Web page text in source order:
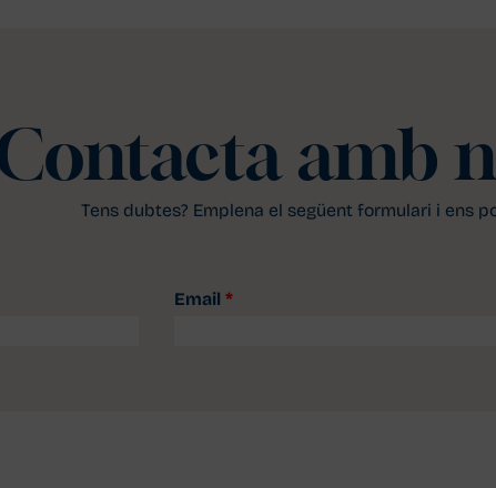
amb
Tens dubtes? Emplena el següent formulari i ens
Email *